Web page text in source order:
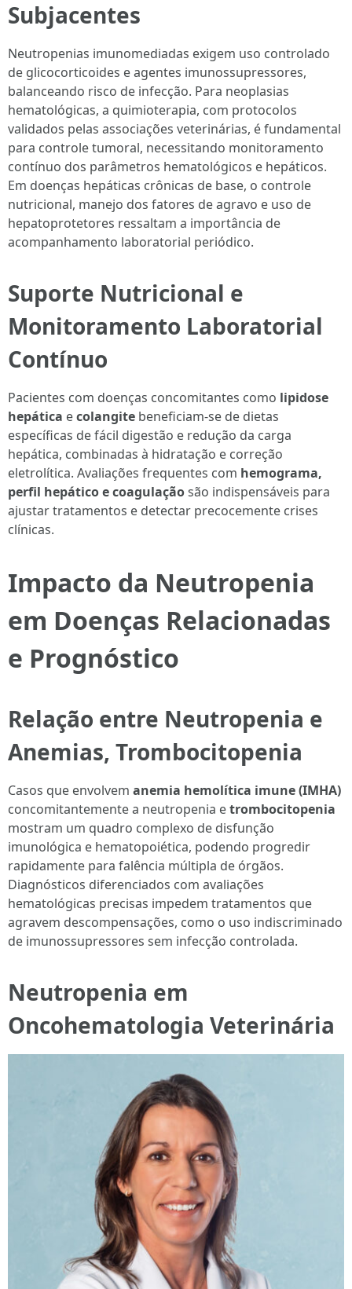
Subjacentes
Neutropenias imunomediadas exigem uso controlado
de glicocorticoides e agentes imunossupressores,
balanceando risco de infecção. Para neoplasias
hematológicas, a quimioterapia, com protocolos
validados pelas associações veterinárias, é fundamental
para controle tumoral, necessitando monitoramento
contínuo dos parâmetros hematológicos e hepáticos.
Em doenças hepáticas crônicas de base, o controle
nutricional, manejo dos fatores de agravo e uso de
hepatoprotetores ressaltam a importância de
acompanhamento laboratorial periódico.
Suporte Nutricional e
Monitoramento Laboratorial
Contínuo
Pacientes com doenças concomitantes como lipidose
hepática ecolangite beneficiam-se de dietas
específicas de fácil digestão e redução da carga
hepática, combinadas à hidratação e correção
eletrolítica. Avaliações frequentes com hemograma,
perfil hepático e coagulaçãosão indispensáveis para
ajustar tratamentos e detectar precocemente crises
clínicas.
Impacto da Neutropenia
em Doenças Relacionadas
e Prognóstico
Relação entre Neutropenia e
Anemias, Trombocitopenia
Casos que envolvem anemia hemolítica imune (IMHA)
concomitantemente a neutropenia etrombocitopenia
mostram um quadro complexo de disfunção
imunológica e hematopoiética, podendo progredir
rapidamente para falência múltipla de órgãos.
Diagnósticos diferenciados com avaliações
hematológicas precisas impedem tratamentos que
agravem descompensações, como o uso indiscriminado
de imunossupressores sem infecção controlada.
Neutropenia em
Oncohematologia Veterinária